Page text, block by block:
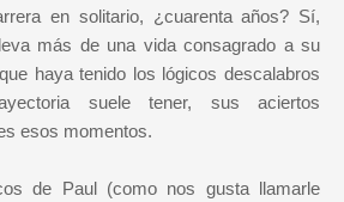
en solitario, ¿cuarenta años? Sí,
más de una vida consagrado a su
haya tenido los lógicos descalabros
suele tener, sus aciertos
esos momentos.
de Paul (como nos gusta llamarle